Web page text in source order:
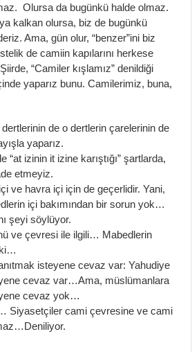
Olursa da bugünkü halde olmaz.
kalkan olursa, biz de bugünkü
Ama, gün olur, “benzer”ini biz
de camiin kapılarını herkese
“Camiler kışlamız” denildiği
yaparız bunu. Camilerimiz, buna,
de o dertlerin çarelerinin de
yaparız.
izinin it izine karıştığı” şartlarda,
etmeyiz.
ve havra içi için de geçerlidir. Yani,
içi bakımından bir sorun yok…
şeyi söylüyor.
ve çevresi ile ilgili… Mabedlerin
isteyene cevaz var: Yahudiye
cevaz var…Ama, müslümanlara
cevaz yok…
Siyasetçiler cami çevresine ve cami